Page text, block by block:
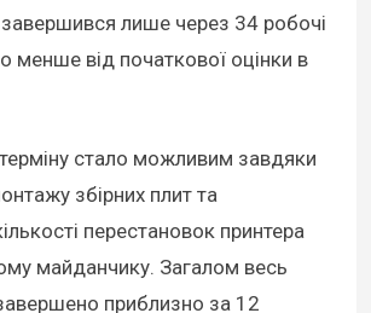
лише через 34 робочі
менше від початкової оцінки в
стало можливим завдяки
збірних плит та
перестановок принтера
майданчику. Загалом весь
приблизно за 12